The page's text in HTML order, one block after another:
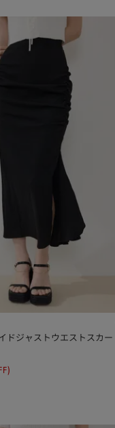
ドジャストウエストスカー